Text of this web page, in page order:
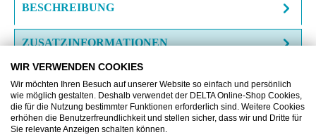
BESCHREIBUNG
ZUSATZINFORMATIONEN
DOWNLOAD
WIR VERWENDEN COOKIES
Wir möchten Ihren Besuch auf unserer Website so einfach und persönlich
wie möglich gestalten. Deshalb verwendet der DELTA Online-Shop Cookies,
die für die Nutzung bestimmter Funktionen erforderlich sind. Weitere Cookies
erhöhen die Benutzerfreundlichkeit und stellen sicher, dass wir und Dritte für
Sie relevante Anzeigen schalten können.